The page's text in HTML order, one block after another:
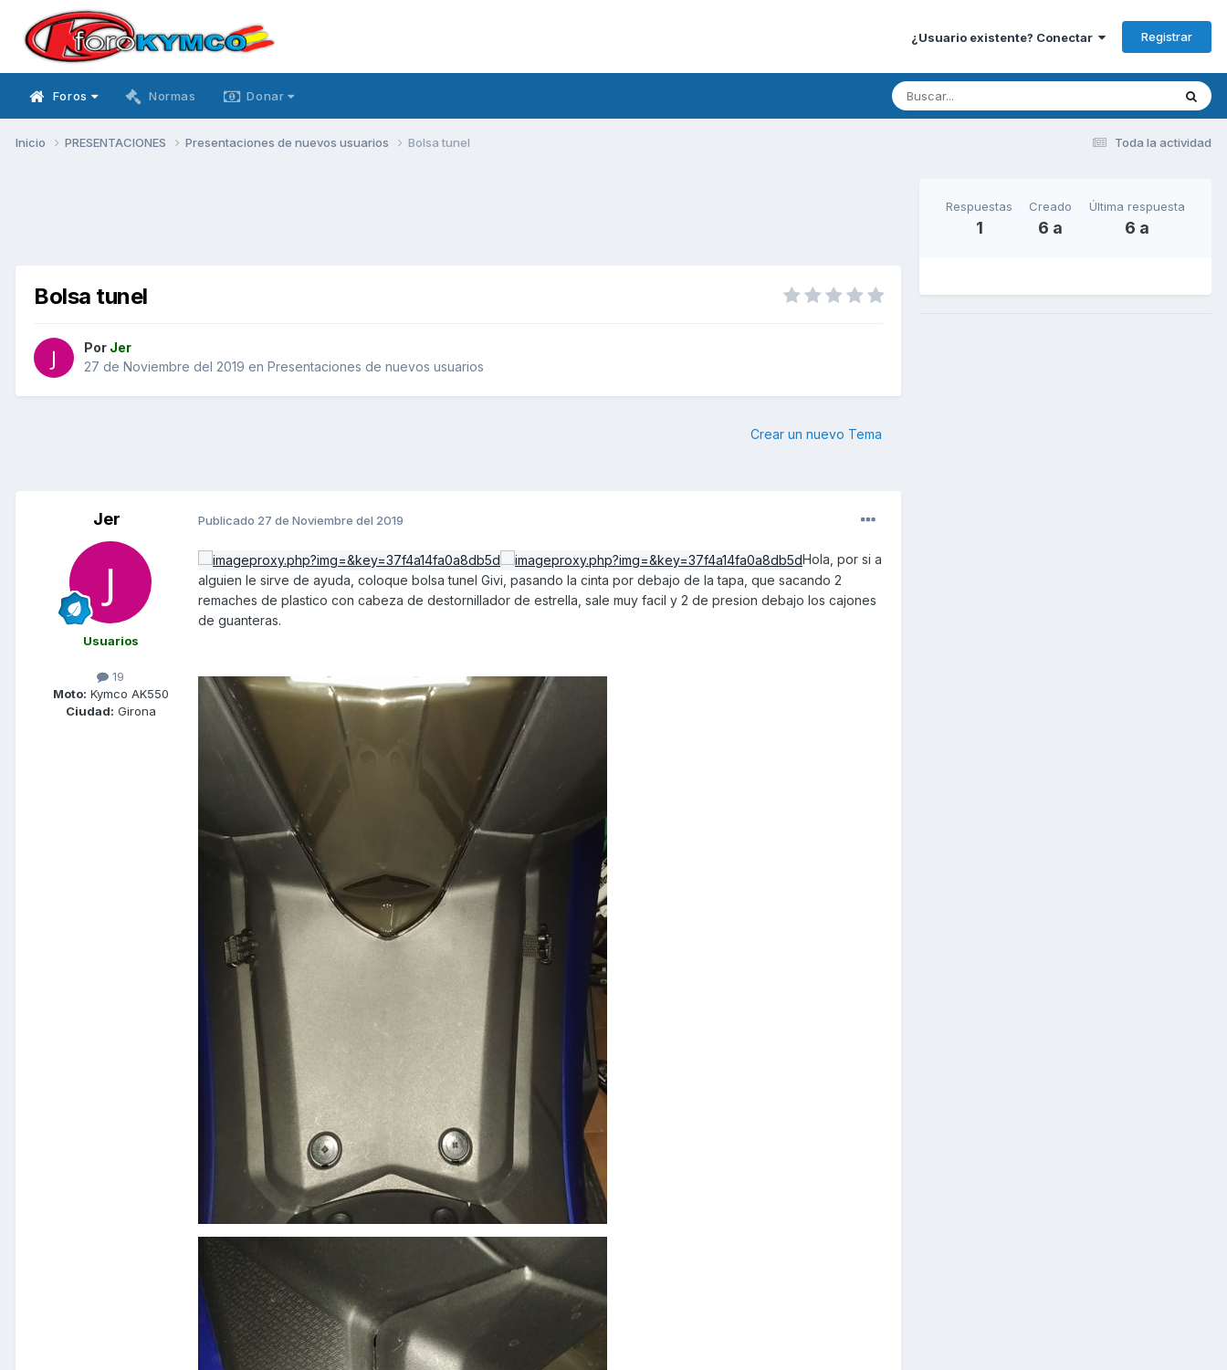
¿Usuario existente? Conectar Registrar
Foros Normas Donar
Toda la actividad
Inicio PRESENTACIONES Presentaciones de nuevos usuarios Bolsa tunel
Bolsa tunel
Por Jer
27 de Noviembre del 2019 en Presentaciones de nuevos usuarios
Crear un nuevo Tema
Jer
Usuarios
19
Moto: Kymco AK550
Ciudad: Girona
Publicado 27 de Noviembre del 2019
Hola, por si a
alguien le sirve de ayuda, coloque bolsa tunel Givi, pasando la cinta por debajo de la tapa, que sacando 2
remaches de plastico con cabeza de destornillador de estrella, sale muy facil y 2 de presion debajo los cajones
de guanteras.
Respuestas
1
Creado
6 a
Última respuesta
6 a